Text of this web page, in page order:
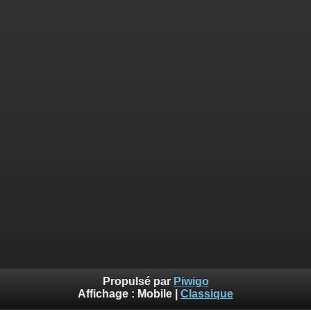
Propulsé par Piwigo
Affichage : Mobile Classique